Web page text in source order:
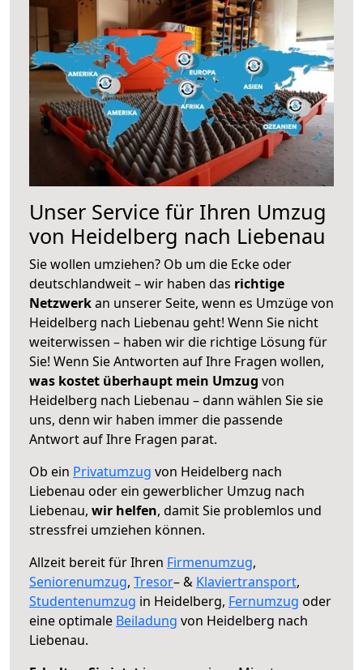
Unser Service für Ihren Umzug
von Heidelberg nach Liebenau
Sie wollen umziehen? Ob um die Ecke oder
deutschlandweit – wir haben das richtige
Netzwerkan unserer Seite, wenn es Umzüge von
Heidelberg nach Liebenau geht! Wenn Sie nicht
weiterwissen – haben wir die richtige Lösung für
Sie! Wenn Sie Antworten auf Ihre Fragen wollen,
was kostet überhaupt mein Umzug von
Heidelberg nach Liebenau – dann wählen Sie sie
uns, denn wir haben immer die passende
Antwort auf Ihre Fragen parat.
Ob ein Privatumzug von Heidelberg nach
Liebenau oder ein gewerblicher Umzug nach
Liebenau, wir helfen, damit Sie problemlos und
stressfrei umziehen können.
Allzeit bereit für Ihren Firmenumzug,
Seniorenumzug, Tresor– & Klaviertransport,
Studentenumzug in Heidelberg, Fernumzug oder
eine optimale Beiladung von Heidelberg nach
Liebenau.